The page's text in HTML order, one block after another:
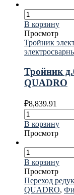
В корзину
Просмотр
Тройник
Тройник
QUADRO
₽8,839.91
В корзину
Просмотр
В корзину
Просмотр
Переход
QUADRO,